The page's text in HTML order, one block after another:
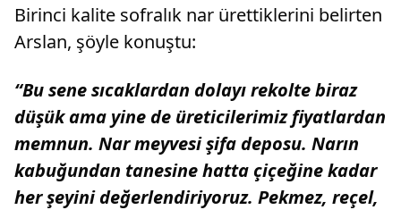
Birinci kalite sofralık nar ürettiklerini belirten
Arslan, şöyle konuştu:
“Bu sene sıcaklardan dolayı rekolte biraz
düşük ama yine de üreticilerimiz fiyatlardan
memnun. Nar meyvesi şifa deposu. Narın
kabuğundan tanesine hatta çiçeğine kadar
her şeyini değerlendiriyoruz. Pekmez, reçel,